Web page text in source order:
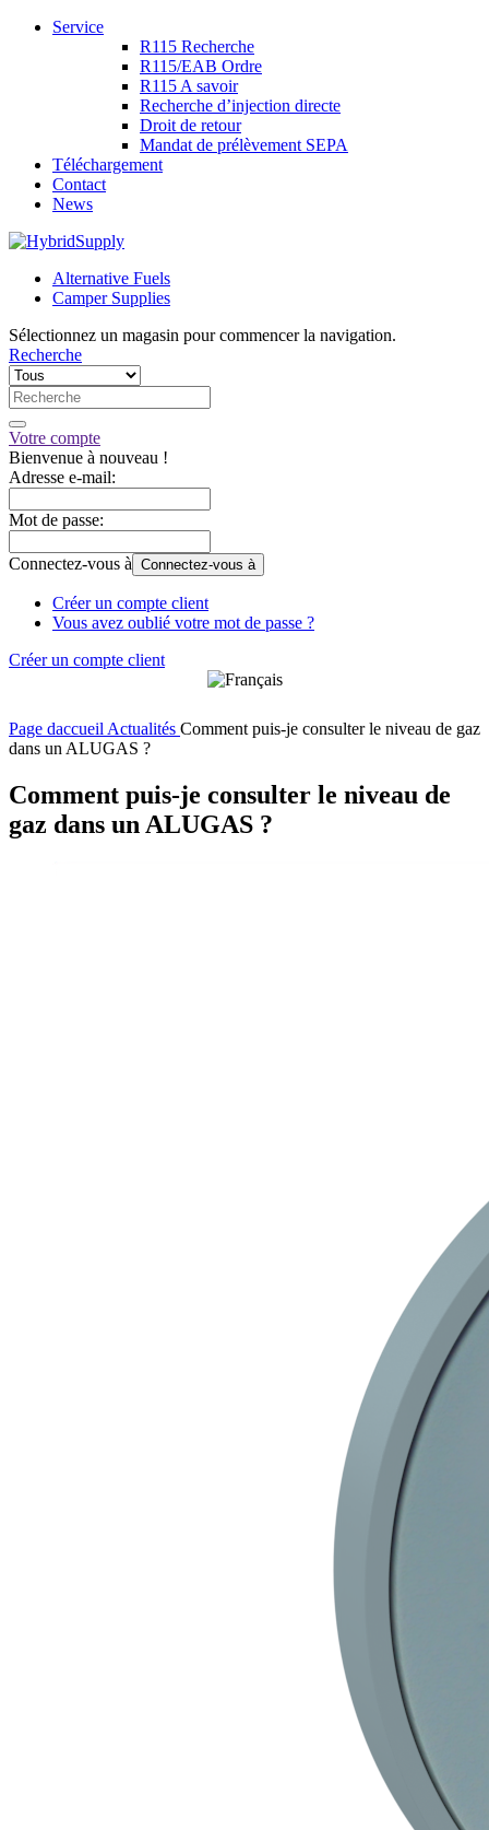
Service
R115 Recherche
R115/EAB Ordre
R115 A savoir
Recherche d’injection directe
Droit de retour
Mandat de prélèvement SEPA
Téléchargement
Contact
News
Alternative Fuels
Camper Supplies
Sélectionnez un magasin pour commencer la navigation.
Recherche
Votre compte
Bienvenue à nouveau !
Adresse e-mail:
Mot de passe:
Connectez-vous à Connectez-vous à
Créer un compte client
Vous avez oublié votre mot de passe ?
Créer un compte client
Page daccueil Actualités Comment puis-je consulter le niveau de gaz
dans un ALUGAS ?
Comment puis-je consulter le niveau de
gaz dans un ALUGAS ?